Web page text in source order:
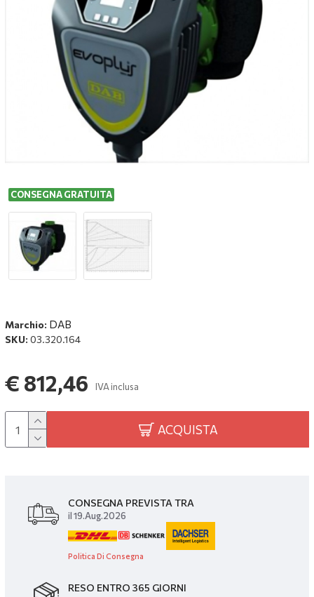
CONSEGNA GRATUITA
Marchio: DAB
SKU: 03.320.164
€ 812,46 IVA inclusa
ACQUISTA
CONSEGNA PREVISTA TRA
il 19.Aug.2026
Politica Di Consegna
RESO ENTRO 365 GIORNI